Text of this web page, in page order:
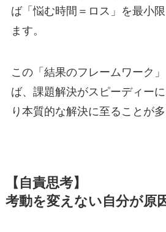
ば「悩む時間＝ロス」を最小
ます。
この「結果のフレームワーク
ば、課題解決がスピーディー
り本質的な解決に至ることが多
【自責思考】
考動を変えない自分が原